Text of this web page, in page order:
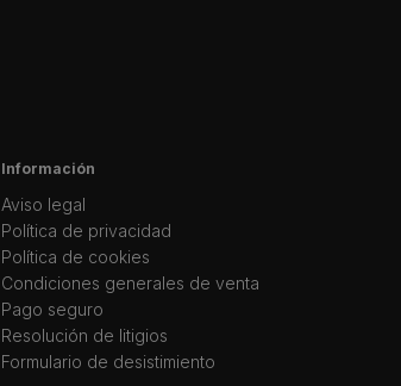
Información
Aviso legal
Política de privacidad
Política de cookies
Condiciones generales de venta
Pago seguro
Resolución de litigios
Formulario de desistimiento